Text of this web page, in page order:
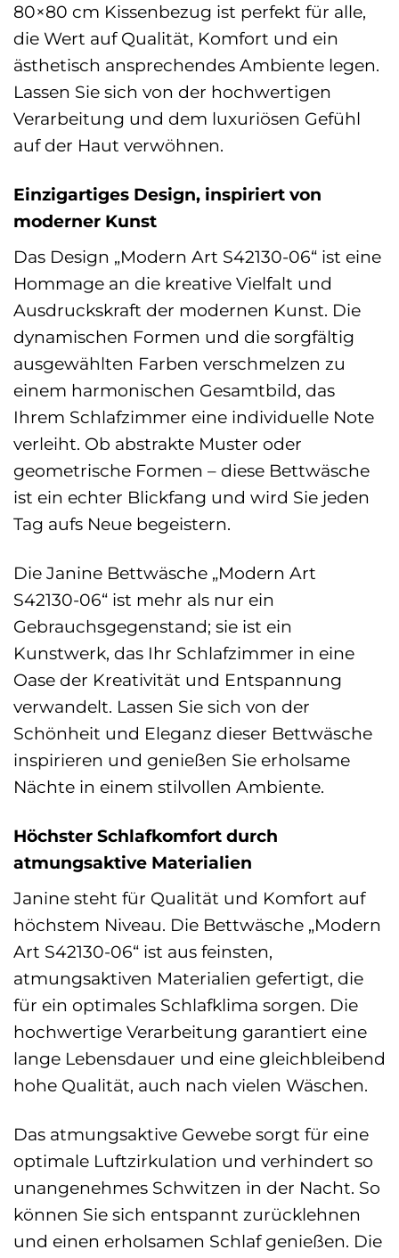
80×80 cm Kissenbezug ist perfekt für alle,
die Wert auf Qualität, Komfort und ein
ästhetisch ansprechendes Ambiente legen.
Lassen Sie sich von der hochwertigen
Verarbeitung und dem luxuriösen Gefühl
auf der Haut verwöhnen.
Einzigartiges Design, inspiriert von
moderner Kunst
Das Design „Modern Art S42130-06“ ist eine
Hommage an die kreative Vielfalt und
Ausdruckskraft der modernen Kunst. Die
dynamischen Formen und die sorgfältig
ausgewählten Farben verschmelzen zu
einem harmonischen Gesamtbild, das
Ihrem Schlafzimmer eine individuelle Note
verleiht. Ob abstrakte Muster oder
geometrische Formen – diese Bettwäsche
ist ein echter Blickfang und wird Sie jeden
Tag aufs Neue begeistern.
Die Janine Bettwäsche „Modern Art
S42130-06“ ist mehr als nur ein
Gebrauchsgegenstand; sie ist ein
Kunstwerk, das Ihr Schlafzimmer in eine
Oase der Kreativität und Entspannung
verwandelt. Lassen Sie sich von der
Schönheit und Eleganz dieser Bettwäsche
inspirieren und genießen Sie erholsame
Nächte in einem stilvollen Ambiente.
Höchster Schlafkomfort durch
atmungsaktive Materialien
Janine steht für Qualität und Komfort auf
höchstem Niveau. Die Bettwäsche „Modern
Art S42130-06“ ist aus feinsten,
atmungsaktiven Materialien gefertigt, die
für ein optimales Schlafklima sorgen. Die
hochwertige Verarbeitung garantiert eine
lange Lebensdauer und eine gleichbleibend
hohe Qualität, auch nach vielen Wäschen.
Das atmungsaktive Gewebe sorgt für eine
optimale Luftzirkulation und verhindert so
unangenehmes Schwitzen in der Nacht. So
können Sie sich entspannt zurücklehnen
und einen erholsamen Schlaf genießen. Die